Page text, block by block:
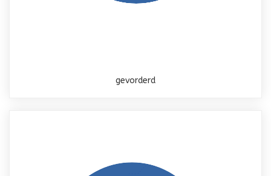
gevorderd